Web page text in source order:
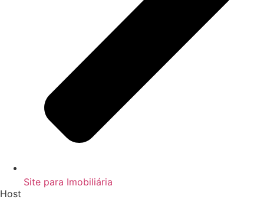
Site para Imobiliária
Host